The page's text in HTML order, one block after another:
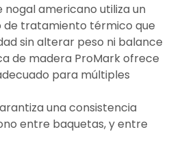
nogal americano utiliza un
de tratamiento térmico que
sin alterar peso ni balance
de madera ProMark ofrece
para múltiples
una consistencia
entre baquetas, y entre